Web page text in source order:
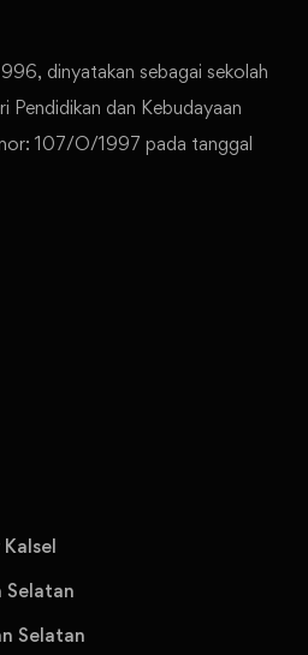
dinyatakan sebagai sekolah
Pendidikan dan Kebudayaan
107/O/1997 pada tanggal
Selatan
Selatan